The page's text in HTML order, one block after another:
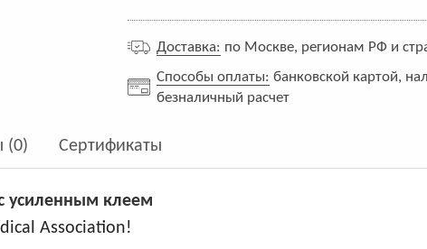
Доставка: по Москве, регионам РФ и
Способы оплаты: банковской картой,
безналичный расчет
(0) Сертификаты
усиленным клеем
Association!